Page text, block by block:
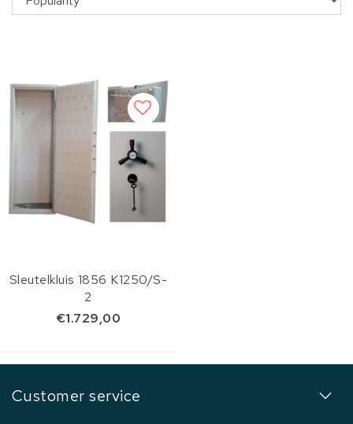
Sleutelkluis 1856 K1250/S-
2
€1.729,00
Customer service